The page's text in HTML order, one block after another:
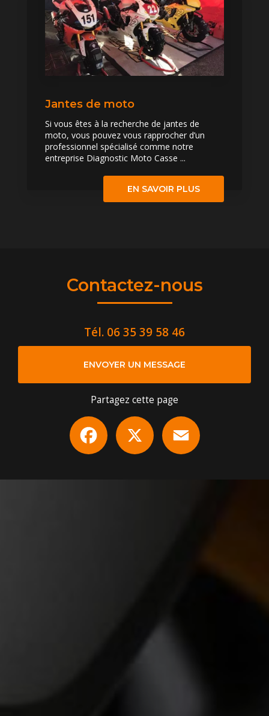
Jantes de moto
Si vous êtes à la recherche de jantes de
moto, vous pouvez vous rapprocher d’un
professionnel spécialisé comme notre
entreprise Diagnostic Moto Casse ...
EN SAVOIR PLUS
Contactez-nous
Tél. 06 35 39 58 46
ENVOYER UN MESSAGE
Partagez cette page
Facebook